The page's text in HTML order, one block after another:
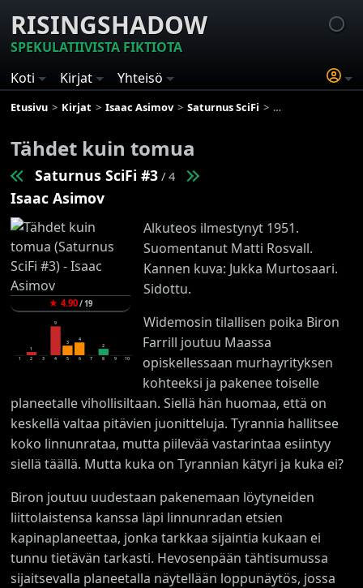
RISINGSHADOW
SPEKULATIIVISTA FIKTIOTA
Koti
Kirjat Yhteisö
Etusivu Kirjat Isaac Asimov Saturnus SciFi Tähdet kuin
Tähdet kuin tomua
Saturnus SciFi #3 / 4
Isaac Asimov
★4.90/19
1
1
2
3
9
4
3
5
4
6 7
2
8 9 10
Alkuteos ilmestynyt 1951.
Suomentanut Matti Rosvall.
Kannen kuva: Jukka Murtosaari.
Sidottu.
Widemosin tilallisen poika Biron
Farrill joutuu Maassa
opiskellessaan murhayrityksen
kohteeksi ja pakenee toiselle
planeetalle vihollisiltaan. Siellä hän huomaa, että on
keskellä valtaa pitävien juonitteluja. Tyrannia hallitsee
koko linnunrataa, mutta piilevää vastarintaa esiintyy
siellä täällä. Mutta kuka on Tyrannian kätyri ja kuka ei?
Biron joutuu uudestaan pakenemaan löytyneiden
liittolaistensa kanssa läpi linnunradan etsien
kapinaplaneettaa, jonka tarkkaa sijaintia kukaan ei
tunnu tietävän tarkasti. Hevosenpään tähtisumussa
sijaitsevalla planeetalla näytellään loppunäytös, jossa